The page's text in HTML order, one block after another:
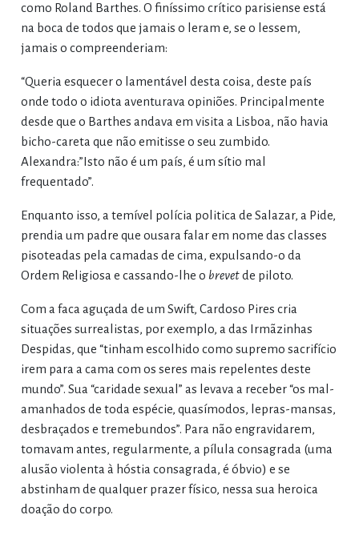
como Roland Barthes. O finíssimo crítico parisiense está
na boca de todos que jamais o leram e, se o lessem,
jamais o compreenderiam:
“Queria esquecer o lamentável desta coisa, deste país
onde todo o idiota aventurava opiniões. Principalmente
desde que o Barthes andava em visita a Lisboa, não havia
bicho-careta que não emitisse o seu zumbido.
Alexandra:”Isto não é um país, é um sítio mal
frequentado”.
Enquanto isso, a temível polícia politica de Salazar, a Pide,
prendia um padre que ousara falar em nome das classes
pisoteadas pela camadas de cima, expulsando-o da
Ordem Religiosa e cassando-lhe o brevetde piloto.
Com a faca aguçada de um Swift, Cardoso Pires cria
situações surrealistas, por exemplo, a das Irmãzinhas
Despidas, que “tinham escolhido como supremo sacrifício
irem para a cama com os seres mais repelentes deste
mundo”. Sua “caridade sexual” as levava a receber “os mal-
amanhados de toda espécie, quasímodos, lepras-mansas,
desbraçados e tremebundos”. Para não engravidarem,
tomavam antes, regularmente, a pílula consagrada (uma
alusão violenta à hóstia consagrada, é óbvio) e se
abstinham de qualquer prazer físico, nessa sua heroica
doação do corpo.